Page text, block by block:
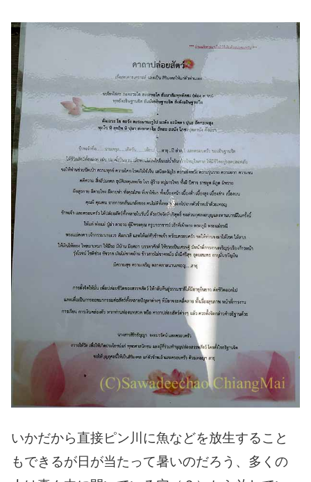
いかだから直接ピン川に魚などを放生すること
もできるが日が当たって暑いのだろう、多くの